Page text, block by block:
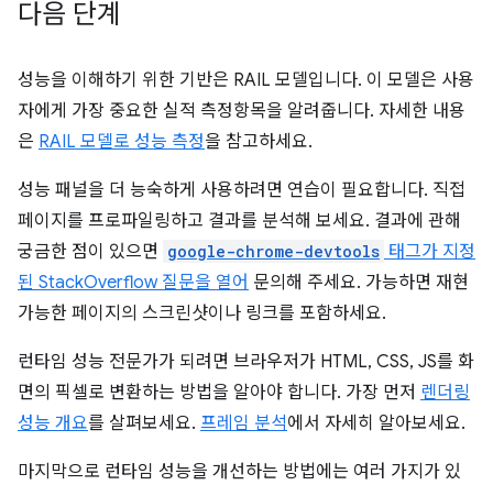
다음 단계
성능을 이해하기 위한 기반은 RAIL 모델입니다. 이 모델은 사용
자에게 가장 중요한 실적 측정항목을 알려줍니다. 자세한 내용
은 RAIL 모델로 성능 측정을 참고하세요.
성능 패널을 더 능숙하게 사용하려면 연습이 필요합니다. 직접
페이지를 프로파일링하고 결과를 분석해 보세요. 결과에 관해
궁금한 점이 있으면 google-chrome-devtools 태그가 지정
된 StackOverflow 질문을 열어 문의해 주세요. 가능하면 재현
가능한 페이지의 스크린샷이나 링크를 포함하세요.
런타임 성능 전문가가 되려면 브라우저가 HTML, CSS, JS를 화
면의 픽셀로 변환하는 방법을 알아야 합니다. 가장 먼저 렌더링
성능 개요를 살펴보세요. 프레임 분석에서 자세히 알아보세요.
마지막으로 런타임 성능을 개선하는 방법에는 여러 가지가 있